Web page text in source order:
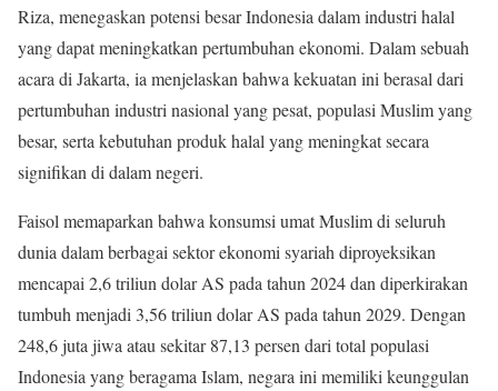
Riza, menegaskan potensi besar Indonesia dalam industri halal
yang dapat meningkatkan pertumbuhan ekonomi. Dalam sebuah
acara di Jakarta, ia menjelaskan bahwa kekuatan ini berasal dari
pertumbuhan industri nasional yang pesat, populasi Muslim yang
besar, serta kebutuhan produk halal yang meningkat secara
signifikan di dalam negeri.
Faisol memaparkan bahwa konsumsi umat Muslim di seluruh
dunia dalam berbagai sektor ekonomi syariah diproyeksikan
mencapai 2,6 triliun dolar AS pada tahun 2024 dan diperkirakan
tumbuh menjadi 3,56 triliun dolar AS pada tahun 2029. Dengan
248,6 juta jiwa atau sekitar 87,13 persen dari total populasi
Indonesia yang beragama Islam, negara ini memiliki keunggulan